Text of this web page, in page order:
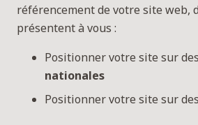
référencement de votre site web,
présentent à vous :
Positionner votre site sur des
nationales
Positionner votre site sur des